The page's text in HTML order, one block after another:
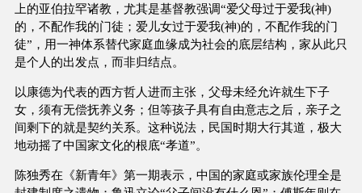
上的亚伯拉罕诸教，尤其是基督教强调“爱父母过于爱我(神)
的，不配作我的门徒；爱儿女过于爱我(神)的，不配作我的门
徒”，用一神体系替代家庭血缘成为社会的底层结构，家从此只
是个人的出发点，而非归结点。
以康德为代表的西方哲人进而主张，父母未经允许就生下子
女，须有无偿抚养义务；但等孩子具有自由意志之后，亲子之
间剩下的就是契约关系。这种说法，民国时期大行其道，极大
地动摇了中国家文化的根底“孝道”。
陈独秀在《新青年》第一期表示，中国的家庭或家族伦理全是